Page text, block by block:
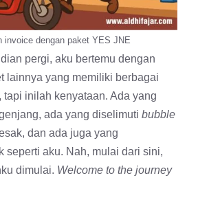
invoice dengan paket YES JNE
pergi, aku bertemu dengan
lainnya yang memiliki berbagai
tapi inilah kenyataan. Ada yang
ada yang diselimuti bubble
dan ada juga yang
seperti aku. Nah, mulai dari sini,
dimulai. Welcome to the journey